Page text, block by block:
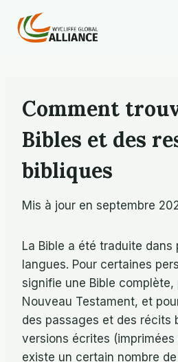
content
Comment
Bibles et des
bibliques
Mis à jour en septembre
La Bible a été traduite
langues. Pour certaines
signifie une Bible complète,
Nouveau Testament, et
des passages et des récits
versions écrites (imprimées
existe un certain nombre